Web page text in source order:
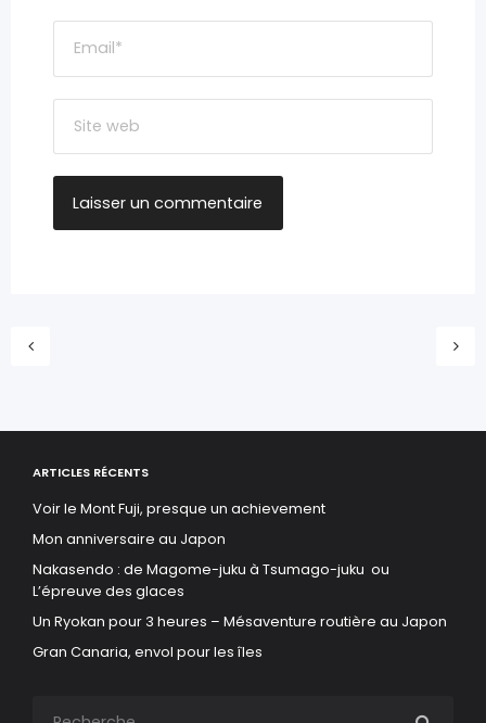
ARTICLES RÉCENTS
Voir le Mont Fuji, presque un achievement
Mon anniversaire au Japon
Nakasendo : de Magome-juku à Tsumago-juku ou
L’épreuve des glaces
Un Ryokan pour 3 heures – Mésaventure routière au Japon
Gran Canaria, envol pour les îles